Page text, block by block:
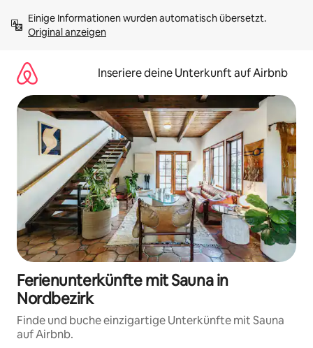
Inhalten
springenOriginal anzeigen
Inseriere deine Unterkunft auf Airbnb
Ferienunterkünfte mit Sauna in
Nordbezirk
Finde und buche einzigartige Unterkünfte mit Sauna
auf Airbnb.